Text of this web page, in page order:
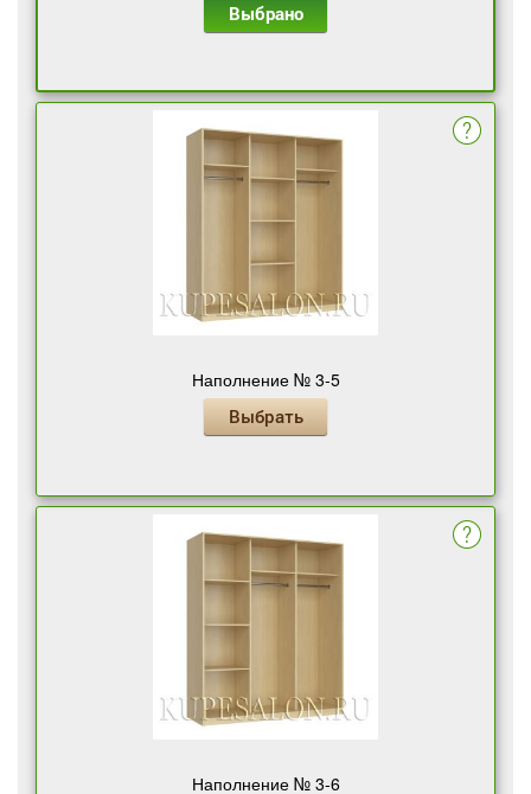
Выбрано
Наполнение № 3-5
Выбрать
Наполнение № 3-6